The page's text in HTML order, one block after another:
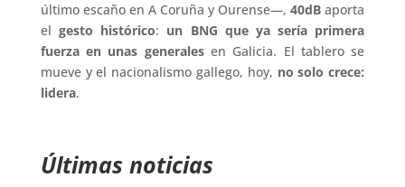
último escaño en A Coruña y Ourense—,40dB aporta
el gesto histórico: un BNG que ya sería primera
fuerza en unas generalesen Galicia. El tablero se
mueve y el nacionalismo gallego, hoy, no solo crece:
lidera.
Últimas noticias